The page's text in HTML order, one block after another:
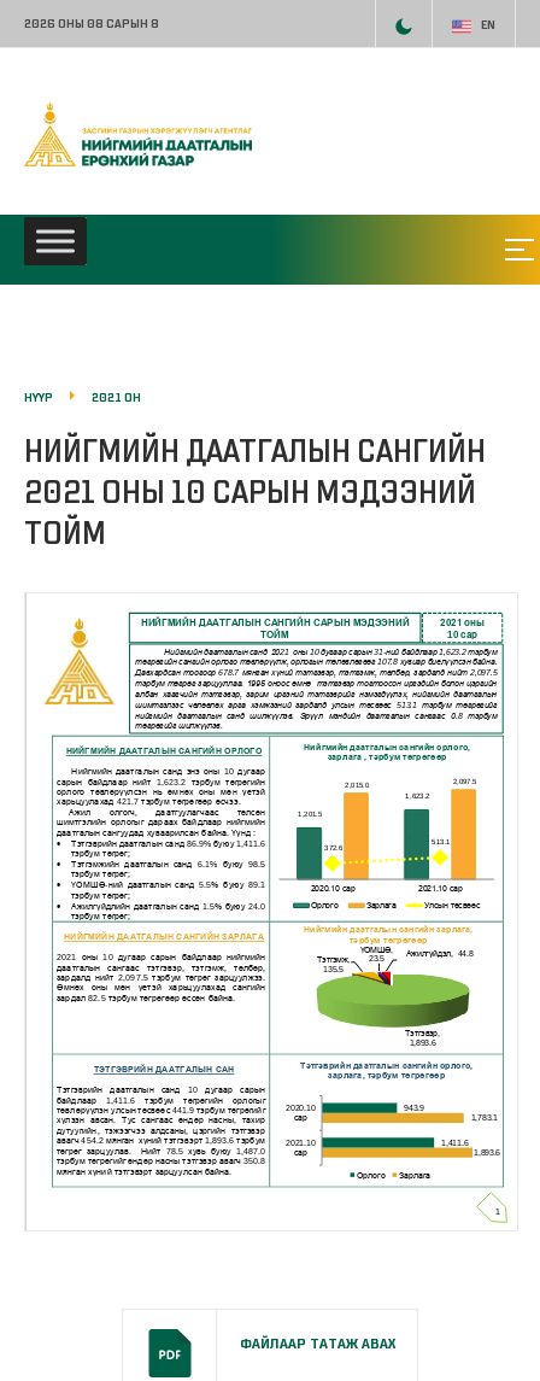
2026 ОНЫ 08 САРЫН 8 EN
НҮҮР 2021 ОН
НИЙГМИЙН ДААТГАЛЫН САНГИЙН
2021 ОНЫ 10 САРЫН МЭДЭЭНИЙ
ТОЙМ
ФАЙЛААР ТАТАЖ АВАХ